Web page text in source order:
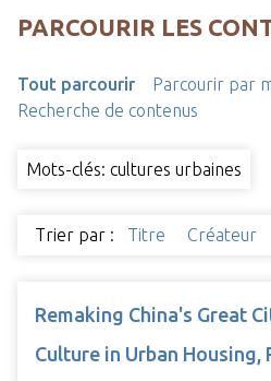
PARCOURIR LES
Tout parcourir
Parcourir par
Recherche de contenus
Mots-clés: cultures urbaines
Trier par : Titre Créateur
Remaking China's Great
Culture in Urban Housing,